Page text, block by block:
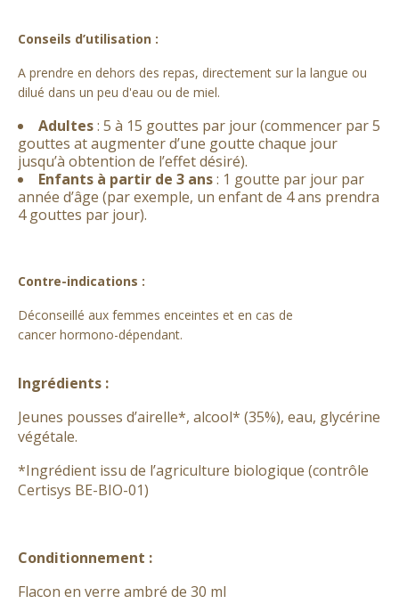
Conseils d’utilisation :
A prendre en dehors des repas, directement sur la langue ou
dilué dans un peu d'eau ou de miel.
Adultes: 5 à 15 gouttes par jour (commencer par 5
gouttes at augmenter d’une goutte chaque jour
jusqu’à obtention de l’effet désiré).
Enfants à partir de 3 ans: 1 goutte par jour par
année d’âge (par exemple, un enfant de 4 ans prendra
4 gouttes par jour).
Contre-indications :
Déconseillé aux femmes enceintes et en cas de
cancer hormono-dépendant.
Ingrédients :
Jeunes pousses d’airelle*, alcool* (35%), eau, glycérine
végétale.
*Ingrédient issu de l’agriculture biologique (contrôle
Certisys BE-BIO-01)
Conditionnement :
Flacon en verre ambré de 30 ml